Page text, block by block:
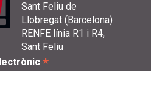
Sant Feliu de
Llobregat (Barcelona)
RENFE línia R1 i R4,
Sant Feliu
*